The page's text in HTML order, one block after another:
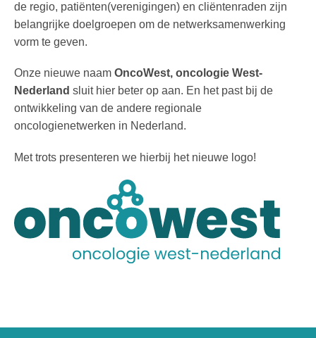
de regio, patiënten(verenigingen) en cliëntenraden zijn
belangrijke doelgroepen om de netwerksamenwerking
vorm te geven.
Onze nieuwe naam OncoWest, oncologie West-
Nederland sluit hier beter op aan. En het past bij de
ontwikkeling van de andere regionale
oncologienetwerken in Nederland.
Met trots presenteren we hierbij het nieuwe logo!